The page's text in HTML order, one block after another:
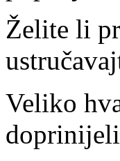
Želite li
Veliko